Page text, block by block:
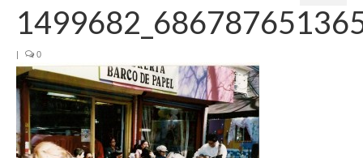
Autores
| 0